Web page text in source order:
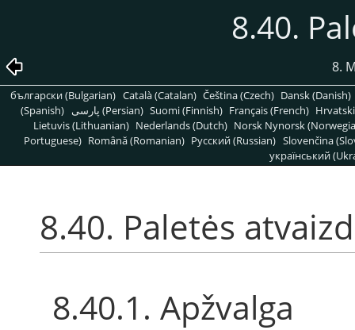
8.40.
8.
български (Bulgarian) Català (Catalan) Čeština (Czech) Dansk (Danish)
(Spanish)
پارسی (Persian) Suomi (Finnish) Français (French)
Lietuvis (Lithuanian) Nederlands (Dutch) Norsk Nynorsk
Portuguese) Română (Romanian) Pусский (Russian) Slovenčina
український
8.40. Paletės
8.40.1. Apžvalga